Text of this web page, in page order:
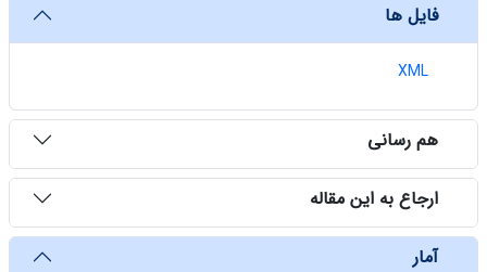
فایل ها
XML
هم رسانی
ارجاع به این مقاله
آمار